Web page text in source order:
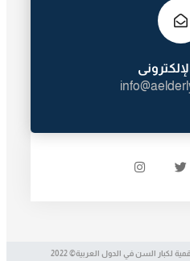
لكبار السن في الدول العربية© 2022